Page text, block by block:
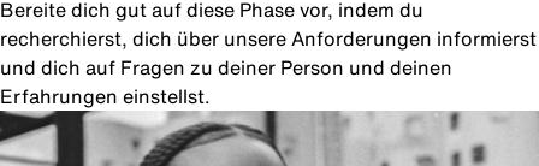
Bereite dich gut auf diese Phase vor, indem du
recherchierst, dich über unsere Anforderungen informierst
und dich auf Fragen zu deiner Person und deinen
Erfahrungen einstellst.